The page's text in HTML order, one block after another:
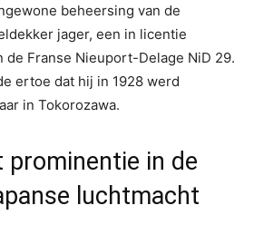
beheersing van de
jager, een in licentie
de Franse Nieuport-Delage NiD 29.
ertoe dat hij in 1928 werd
in Tokorozawa.
in de
luchtmacht